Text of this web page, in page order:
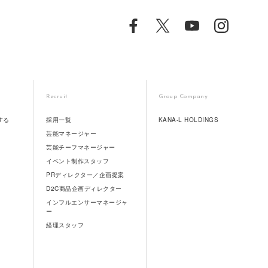
る
Recruit
採用一覧
芸能マネージャー
芸能チーフマネージャー
イベント制作スタッフ
PRディレクター／企画提案
D2C商品企画ディレクター
インフルエンサーマネージャ
ー
経理スタッフ
Group Company
KANA-L HOLDINGS